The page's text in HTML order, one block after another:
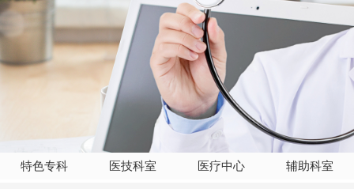
特色专科 医技科室 医疗中心 辅助科室